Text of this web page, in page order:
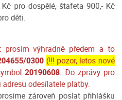
pro dospělé, štafeta 900,- Kč
děti.
prosím výhradně předem a to
0300 (!!! pozor, letos nové
20190608. Do zprávy pro
odesílatele platby.
zároveň poslat přihlášku